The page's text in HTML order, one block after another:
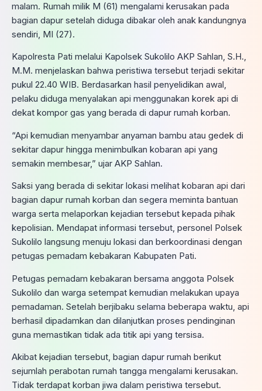
malam. Rumah milik M (61) mengalami kerusakan pada
bagian dapur setelah diduga dibakar oleh anak kandungnya
sendiri, MI (27).
Kapolresta Pati melalui Kapolsek Sukolilo AKP Sahlan, S.H.,
M.M. menjelaskan bahwa peristiwa tersebut terjadi sekitar
pukul 22.40 WIB. Berdasarkan hasil penyelidikan awal,
pelaku diduga menyalakan api menggunakan korek api di
dekat kompor gas yang berada di dapur rumah korban.
“Api kemudian menyambar anyaman bambu atau gedek di
sekitar dapur hingga menimbulkan kobaran api yang
semakin membesar,” ujar AKP Sahlan.
Saksi yang berada di sekitar lokasi melihat kobaran api dari
bagian dapur rumah korban dan segera meminta bantuan
warga serta melaporkan kejadian tersebut kepada pihak
kepolisian. Mendapat informasi tersebut, personel Polsek
Sukolilo langsung menuju lokasi dan berkoordinasi dengan
petugas pemadam kebakaran Kabupaten Pati.
Petugas pemadam kebakaran bersama anggota Polsek
Sukolilo dan warga setempat kemudian melakukan upaya
pemadaman. Setelah berjibaku selama beberapa waktu, api
berhasil dipadamkan dan dilanjutkan proses pendinginan
guna memastikan tidak ada titik api yang tersisa.
Akibat kejadian tersebut, bagian dapur rumah berikut
sejumlah perabotan rumah tangga mengalami kerusakan.
Tidak terdapat korban jiwa dalam peristiwa tersebut.